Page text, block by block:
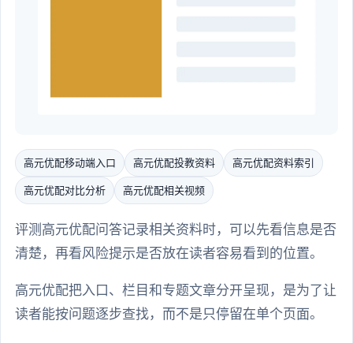
高元优配移动端入口 高元优配投教资料 高元优配资料索引
高元优配对比分析 高元优配相关视频
评测高元优配问答记录相关资料时，可以先看信息是否
清楚，再看风险提示是否放在读者容易看到的位置。
高元优配把入口、栏目和专题文章分开呈现，是为了让
读者能按问题逐步查找，而不是只停留在单个页面。